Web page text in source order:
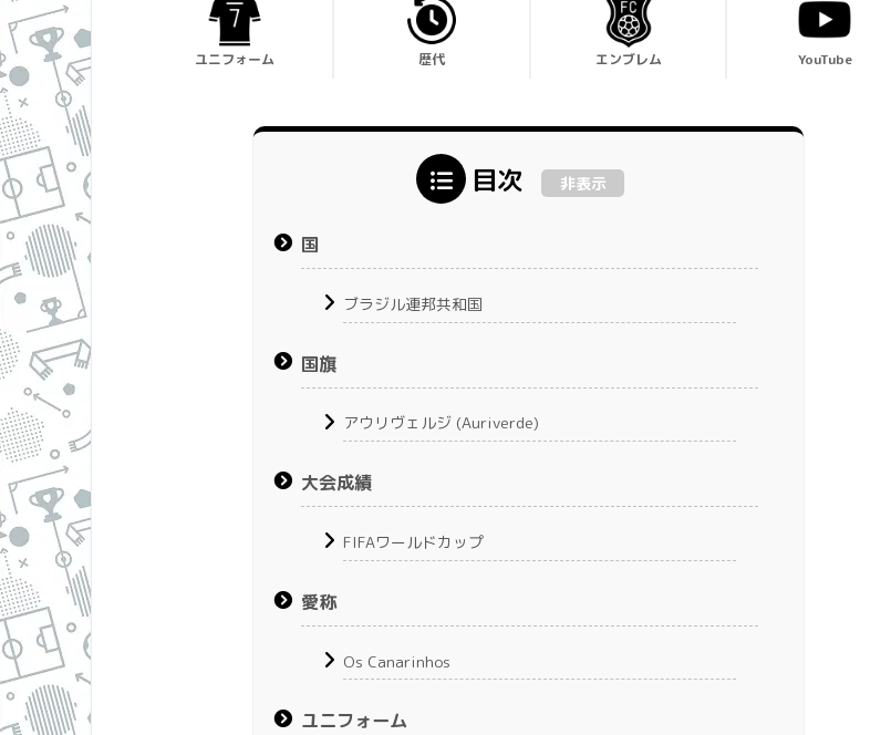
ユニフォーム 歴代 エンブレム YouTube
目次 非表示
国
ブラジル連邦共和国
国旗
アウリヴェルジ (Auriverde)
大会成績
FIFAワールドカップ
愛称
Os Canarinhos
ユニフォーム